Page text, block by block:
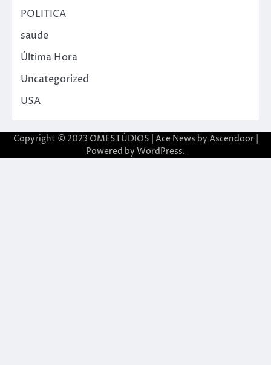
POLITICA
saude
Última Hora
Uncategorized
USA
Copyright © 2023 OMESTÚDIOS | Ace News by Ascendoor|
Powered by WordPress.